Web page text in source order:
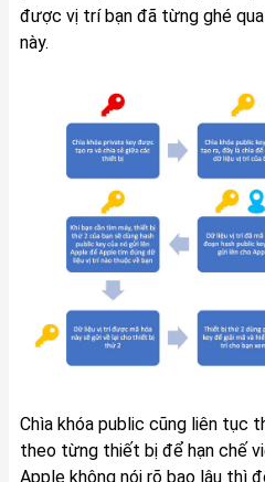
được vị trí bạn đã từng ghé
này.
Chìa khóa public cũng liên tục
theo từng thiết bị để hạn chế
Apple không nói rõ bao lâu thì